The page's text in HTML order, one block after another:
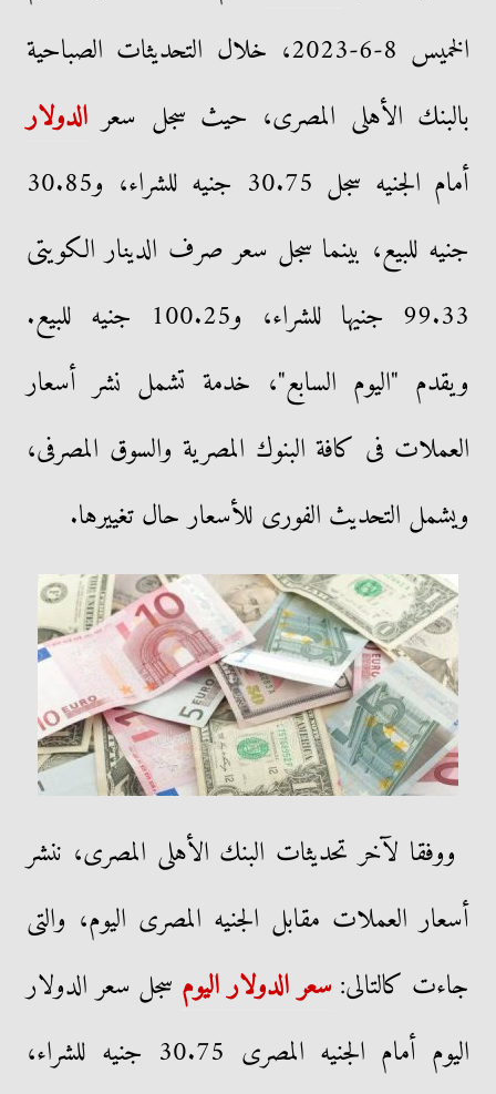
الخميس 8-6-2023، خلال التحديثات الصباحية
بالبنك الأهلى المصرى، حيث سجل سعر الدولار
أمام الجنيه سجل 30.75 جنيه للشراء، و30.85
جنيه للبيع، بينما سجل سعر صرف الدينار الكويتى
99.33 جنيها للشراء، و100.25 جنيه للبيع.
ويقدم "اليوم السابع"، خدمة تشمل نشر أسعار
العملات فى كافة البنوك المصرية والسوق المصرفى،
ويشمل التحديث الفورى للأسعار حال تغييرها.
ووفقا لآخر تحديثات البنك الأهلى المصرى، ننشر
أسعار العملات مقابل الجنيه المصرى اليوم، والتى
جاءت كالتالى:سعر الدولار اليوم سجل سعر الدولار
اليوم أمام الجنيه المصرى 30.75 جنيه للشراء،